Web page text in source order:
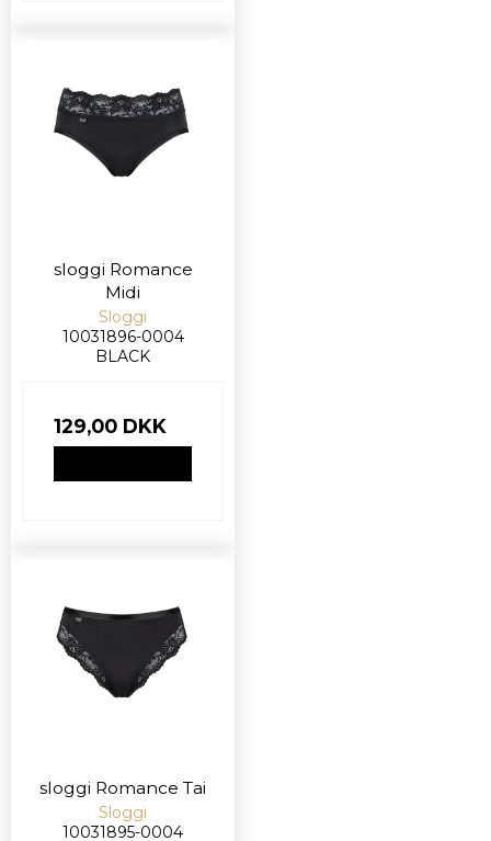
sloggi Romance
Midi
Sloggi
10031896-0004
BLACK
129,00 DKK
sloggi Romance Tai
Sloggi
10031895-0004